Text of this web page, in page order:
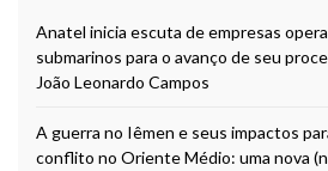
Anatel inicia escuta de empresas
submarinos para o avanço de seu
João Leonardo Campos
A guerra no Iêmen e seus impactos
conflito no Oriente Médio: uma nova